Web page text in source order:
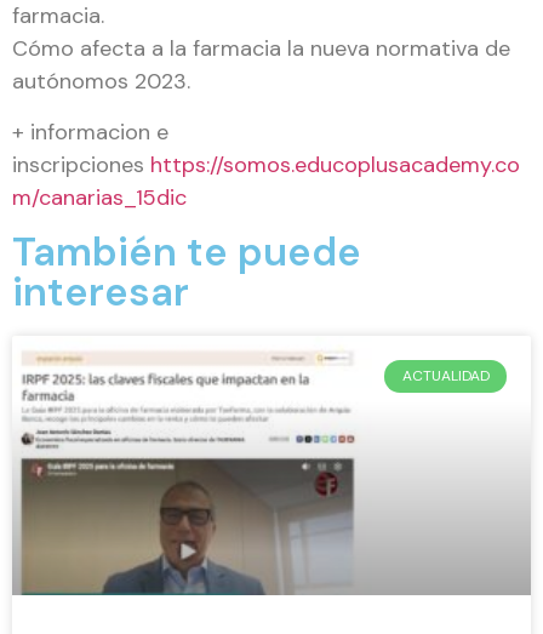
farmacia.
Cómo afecta a la farmacia la nueva normativa de
autónomos 2023.
+ informacion e
inscripciones https://somos.educoplusacademy.co
m/canarias_15dic
También te puede
interesar
ACTUALIDAD